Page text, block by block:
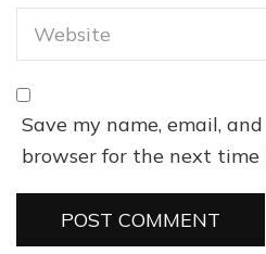
Save my name, email,
browser for the next time